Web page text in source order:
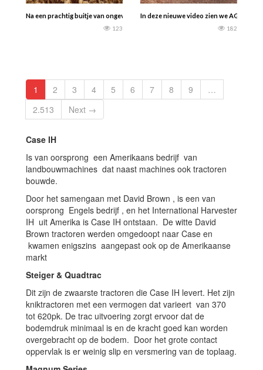
Na een prachtig buitje van ongeveer 6 mm heb ik eindelijk de winterpeen
123
In deze nieuwe video zien we AGRI
182
1 2 3 4 5 6 7 8 9
…
2.513
Next →
Case IH
Is van oorsprong een Amerikaans bedrijf van
landbouwmachines dat naast machines ook tractoren
bouwde.
Door het samengaan met David Brown , is een van
oorsprong Engels bedrijf , en het International Harvester
IH uit Amerika is Case IH ontstaan. De witte David
Brown tractoren werden omgedoopt naar Case en
kwamen enigszins aangepast ook op de Amerikaanse
markt
Steiger & Quadtrac
Dit zijn de zwaarste tractoren die Case IH levert. Het zijn
kniktractoren met een vermogen dat varieert van 370
tot 620pk. De trac uitvoering zorgt ervoor dat de
bodemdruk minimaal is en de kracht goed kan worden
overgebracht op de bodem. Door het grote contact
oppervlak is er weinig slip en versmering van de toplaag.